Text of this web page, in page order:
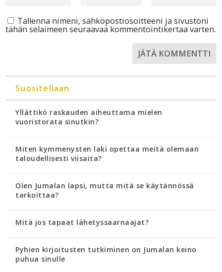
Tallenna nimeni, sähköpostiosoitteeni ja sivustoni
tähän selaimeen seuraavaa kommentointikertaa varten.
Suositellaan
Yllättikö raskauden aiheuttama mielen
vuoristorata sinutkin?
Miten kymmenysten laki opettaa meitä olemaan
taloudellisesti viisaita?
Olen Jumalan lapsi, mutta mitä se käytännössä
tarkoittaa?
Mitä jos tapaat lähetyssaarnaajat?
Pyhien kirjoitusten tutkiminen on Jumalan keino
puhua sinulle